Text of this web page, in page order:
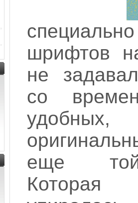
шрифтов
не
со
еще той
Которая